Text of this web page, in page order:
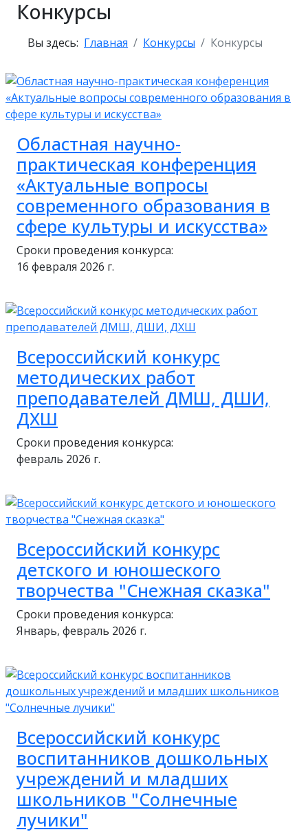
Конкурсы
Вы здесь: Главная Конкурсы Конкурсы
Областная научно-
практическая конференция
«Актуальные вопросы
современного образования в
сфере культуры и искусства»
Сроки проведения конкурса:
16 февраля 2026 г.
Всероссийский конкурс
методических работ
преподавателей ДМШ, ДШИ,
ДХШ
Сроки проведения конкурса:
февраль 2026 г.
Всероссийский конкурс
детского и юношеского
творчества "Снежная сказка"
Сроки проведения конкурса:
Январь, февраль 2026 г.
Всероссийский конкурс
воспитанников дошкольных
учреждений и младших
школьников "Солнечные
лучики"